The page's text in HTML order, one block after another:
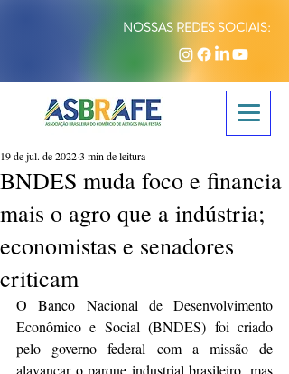
NOSSAS REDES SOCIAIS:
BNDES muda foco e financia
mais o agro que a indústria;
economistas e senadores
criticam
19 de jul. de 20223 min de leitura
O Banco Nacional de Desenvolvimento
Econômico e Social (BNDES) foi criado
pelo governo federal com a missão de
alavancar o parque industrial brasileiro, mas